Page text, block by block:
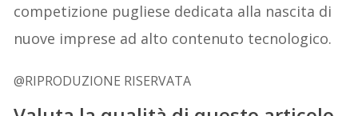
competizione pugliese dedicata alla nascita di
nuove imprese ad alto contenuto tecnologico.
@RIPRODUZIONE RISERVATA